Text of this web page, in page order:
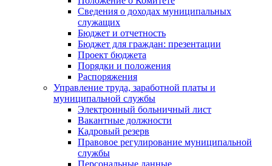
Сведения о доходах муниципальных
служащих
Бюджет и отчетность
Бюджет для граждан: презентации
Проект бюджета
Порядки и положения
Распоряжения
Управление труда, заработной платы и
муниципальной службы
Электронный больничный лист
Вакантные должности
Кадровый резерв
Правовое регулирование муниципальной
службы
Персональные данные